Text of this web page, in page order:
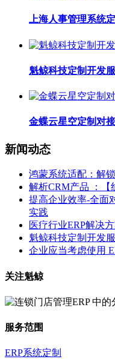
上海人事管理系统
魁鲸科技定制开发
金蝶云星空定制对
新闻动态
鸿蒙系统适配：解
解析CRM产品 ：【
提高企业效率-全面
实践
医疗行业ERP解决
魁鲸科技定制开发
企业应当考虑使用
关注魁鲸
服务范围
ERP系统定制